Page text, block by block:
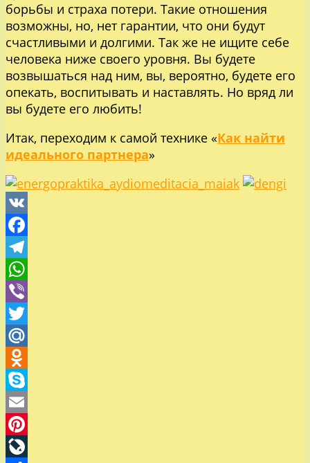
борьбы и страха потери. Такие отношения
возможны, но, нет гарантии, что они будут
счастливыми и долгими. Так же не ищите себе
человека ниже своего уровня. Вы будете
возвышаться над ним, вы, вероятно, будете его
опекать, воспитывать и наставлять. Но вряд ли
вы будете его любить!
Итак, переходим к самой технике «Как найти
идеального партнера»
VK
Facebook
Telegram
WhatsApp
Viber
Twitter
Mail.Ru
Odnoklassniki
Skype
Email
Pinterest